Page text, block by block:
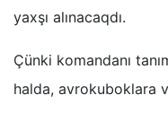
yaxşı alınacaqdı.
Çünki komandanı
halda, avrokuboklara